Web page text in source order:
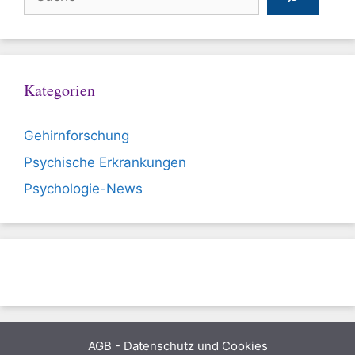
Kategorien
Gehirnforschung
Psychische Erkrankungen
Psychologie-News
AGB - Datenschutz und Cookies